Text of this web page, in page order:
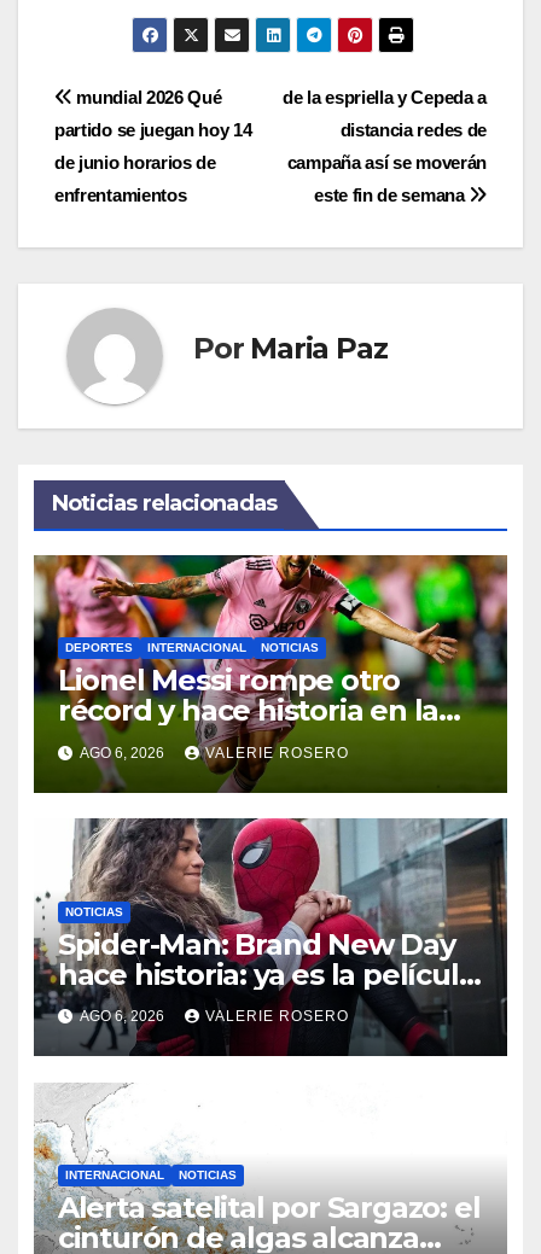
Navegación
de
entradas
de la espriella y Cepeda a
distancia redes de
campaña así se moverán
este fin de semana
mundial 2026 Qué
partido se juegan hoy 14
de junio horarios de
enfrentamientos
Por Maria Paz
Noticias relacionadas
DEPORTES INTERNACIONAL NOTICIAS
Lionel Messi rompe otro
récord y hace historia en la
Leagues Cup con Inter Miami
AGO 6, 2026 VALERIE ROSERO
NOTICIAS
Spider-Man: Brand New Day
hace historia: ya es la película
más taquillera de 2026
AGO 6, 2026 VALERIE ROSERO
INTERNACIONAL NOTICIAS
Alerta satelital por Sargazo: el
cinturón de algas alcanza